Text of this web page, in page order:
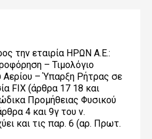
την εταιρία ΗΡΩΝ Α.Ε.:
– Τιμολόγιο
Αερίου – Ύπαρξη Ρήτρας σε
FIX (άρθρα 17 18 και
Προμήθειας Φυσικού
4 και 9γ του ν.
και τις παρ. 6 (αρ. Πρωτ.